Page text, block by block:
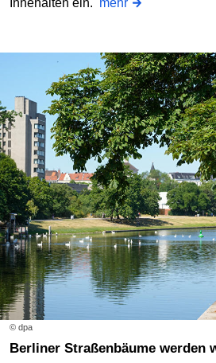
© dpa
Berliner Straßenbäume werden